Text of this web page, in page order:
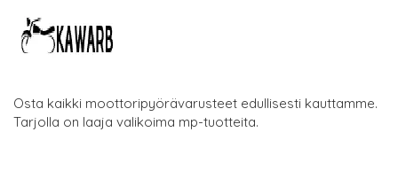
Osta kaikki moottoripyörävarusteet edullisesti kauttamme.
Tarjolla on laaja valikoima mp-tuotteita.